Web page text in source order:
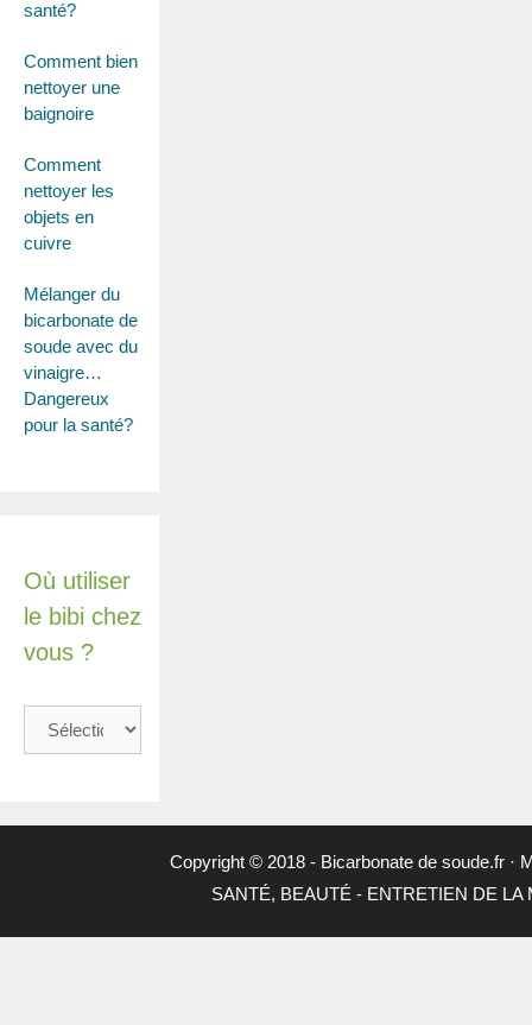
santé?
Comment bien
nettoyer une
baignoire
Comment
nettoyer les
objets en
cuivre
Mélanger du
bicarbonate de
soude avec du
vinaigre…
Dangereux
pour la santé?
Où utiliser
le bibi chez
vous ?
utiliser
chez
Copyright © 2018 - Bicarbonate de soude.fr·
SANTÉ, BEAUTÉ - ENTRETIEN DE LA